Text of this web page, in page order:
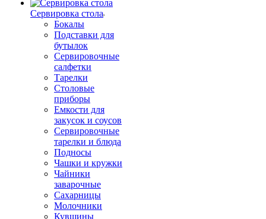
Сервировка стола
Бокалы
Подставки для
бутылок
Сервировочные
салфетки
Тарелки
Столовые
приборы
Емкости для
закусок и соусов
Сервировочные
тарелки и блюда
Подносы
Чашки и кружки
Чайники
заварочные
Сахарницы
Молочники
Кувшины